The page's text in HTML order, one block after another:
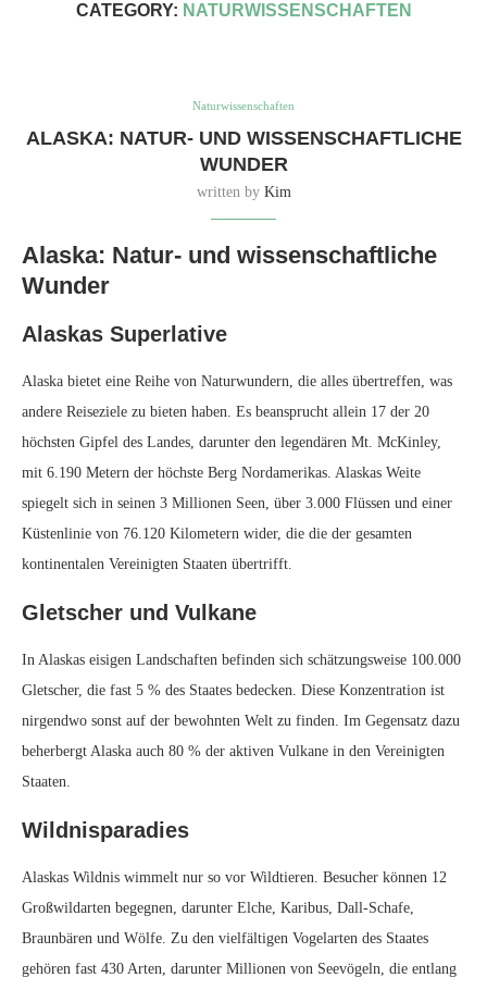
CATEGORY: NATURWISSENSCHAFTEN
Naturwissenschaften
ALASKA: NATUR- UND WISSENSCHAFTLICHE
WUNDER
written by Kim
Alaska: Natur- und wissenschaftliche
Wunder
Alaskas Superlative
Alaska bietet eine Reihe von Naturwundern, die alles übertreffen, was
andere Reiseziele zu bieten haben. Es beansprucht allein 17 der 20
höchsten Gipfel des Landes, darunter den legendären Mt. McKinley,
mit 6.190 Metern der höchste Berg Nordamerikas. Alaskas Weite
spiegelt sich in seinen 3 Millionen Seen, über 3.000 Flüssen und einer
Küstenlinie von 76.120 Kilometern wider, die die der gesamten
kontinentalen Vereinigten Staaten übertrifft.
Gletscher und Vulkane
In Alaskas eisigen Landschaften befinden sich schätzungsweise 100.000
Gletscher, die fast 5 % des Staates bedecken. Diese Konzentration ist
nirgendwo sonst auf der bewohnten Welt zu finden. Im Gegensatz dazu
beherbergt Alaska auch 80 % der aktiven Vulkane in den Vereinigten
Staaten.
Wildnisparadies
Alaskas Wildnis wimmelt nur so vor Wildtieren. Besucher können 12
Großwildarten begegnen, darunter Elche, Karibus, Dall-Schafe,
Braunbären und Wölfe. Zu den vielfältigen Vogelarten des Staates
gehören fast 430 Arten, darunter Millionen von Seevögeln, die entlang